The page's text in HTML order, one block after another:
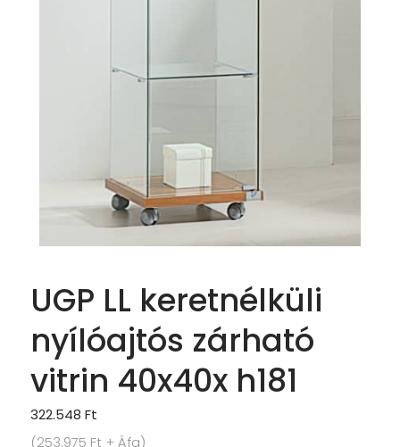
UGP LL keretnélküli
nyílóajtós zárható
vitrin 40x40x h181
322.548 Ft
(253.975 Ft + Áfa)